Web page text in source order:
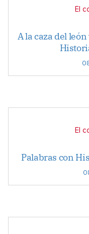
El
A la caza del
El
Palabras con